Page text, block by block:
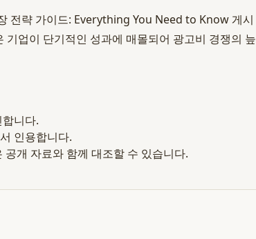
전략 가이드: Everything You Need to Know 게시
업이 단기적인 성과에 매몰되어 광고비 경쟁의 늪
니다.
인용합니다.
공개 자료와 함께 대조할 수 있습니다.